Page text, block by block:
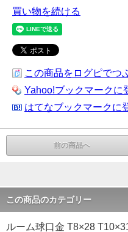
買い物を続ける
この商品をログピでつ
Yahoo!ブックマークに
はてなブックマークに
前の商品へ
この商品のカテゴリー
ルーム球口金 T8×28